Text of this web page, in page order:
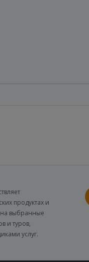
продуктах и
на выбранные
и туров,
услуг.